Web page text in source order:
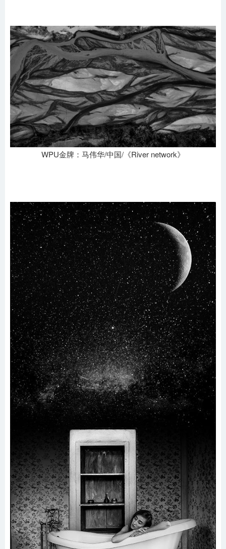
WPU金牌：马伟华/中国/《River network》